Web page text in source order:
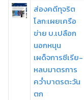
ส่องคดีทุจริต
โลก:เผยเครือ
ข่าย บ.เปลือก
นอกหนุน
เผด็จการซีเรีย-
หลบมาตรการ
คว่ำบาตรตะวัน
ตก